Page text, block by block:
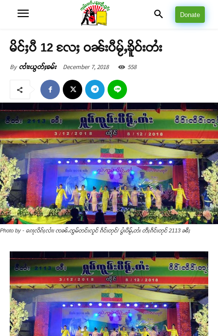
Donate
မိင်ႈပီ 12 လႄႈ ဝၼ်းပီမႂ်ႇၶိူဝ်းတႆး
By ၸၢႆးယွတ်ႈၶမ်း December 7, 2018 558
Photo by - ၵေႃလိၵ်ႈလၢႆး ၸၼ်ႉၸွမ်တင်းလူင် ၵဵင်းတုင်/ ပွႆးပီမႂ်ႇတႆး တီႈၵဵင်းတုင် 2113 ၼီႈ